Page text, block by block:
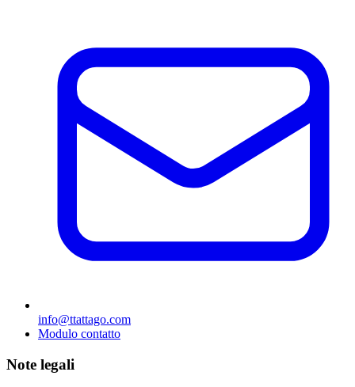
info@ttattago.com
Modulo contatto
Note legali